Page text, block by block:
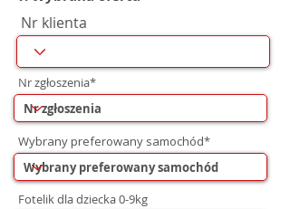
Nr klienta
Nr zgłoszenia*
Wybrany preferowany samochód*
Fotelik dla dziecka 0-9kg